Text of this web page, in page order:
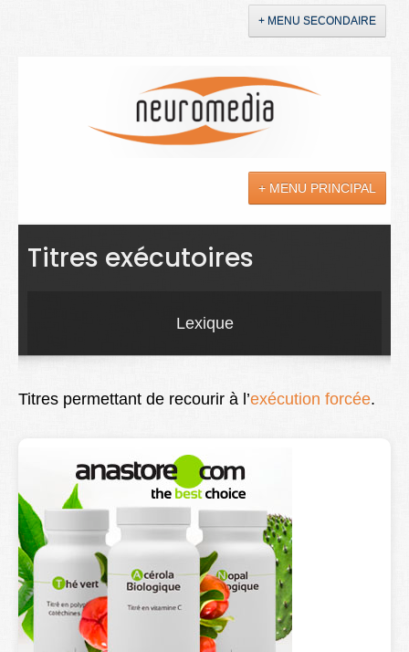
+ MENU SECONDAIRE
+ MENU PRINCIPAL
Actualités
Soins
Droit
Better Health
Titres exécutoires
Lexique
Titres permettant de recourir à l’exécution forcée.